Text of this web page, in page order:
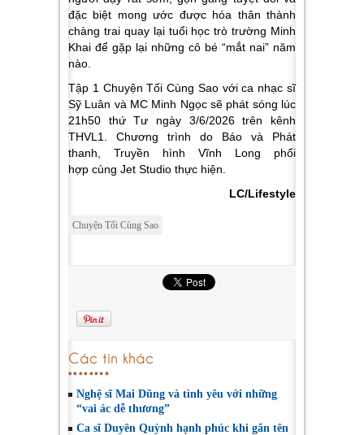
đặc biệt mong ước được hóa thân thành
chàng trai quay lại tuổi học trò trường Minh
Khai để gặp lại những cô bé “mắt nai” năm
nào.
Tập 1 Chuyện Tối Cùng Sao với ca nhạc sĩ
Sỹ Luân và MC Minh Ngọc sẽ phát sóng lúc
21h50 thứ Tư ngày 3/6/2026 trên kênh
THVL1. Chương trình do Báo và Phát
thanh, Truyền hình Vĩnh Long phối
hợp cùng Jet Studio thực hiện.
LC/Lifestyle
Chuyện Tối Cùng Sao
Các tin khác
Nghệ sĩ Mai Dũng và tình yêu với những
“vai ác dễ thương”
Ca sĩ Duyên Quỳnh hạnh phúc khi gắn tên